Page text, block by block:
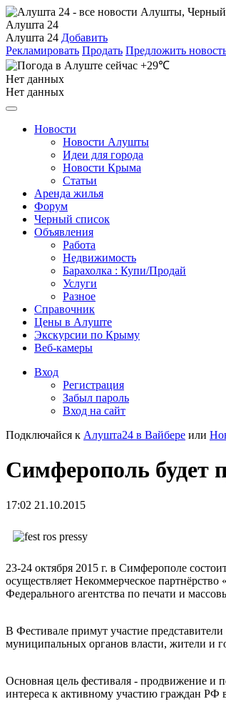
Алушта 24
Алушта 24 Добавить
Рекламировать Продать Предложить
+29℃
Нет данных
Нет данных
Новости
Новости Алушты
Идеи для города
Новости Крыма
Статьи
Аренда жилья
Форум
Черный список
Объявления
Работа
Недвижимость
Барахолка : Купи/Продай
Услуги
Разное
Справочник
Цены в Алуште
Экскурсии по Крыму
Веб-камеры
Вход
Регистрация
Забыл пароль
Вход на сайт
Подключайся к Алушта24 в Вайбере или
Симферополь будет
17:02 21.10.2015
23-24 октября 2015 г. в Симферополе
осуществляет Некоммерческое
Федерального агентства по печати и
В Фестивале примут участие
муниципальных органов власти, жители и
Основная цель фестиваля - продвижение и
интереса к активному участию граждан РФ